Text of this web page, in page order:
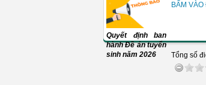
Quyết định ban
hành Đề án tuyển
sinh năm 2026
BẤM
Tổng số